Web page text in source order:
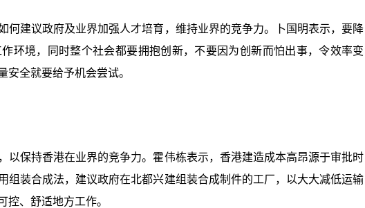
何建议政府及业界加强人才培育，维持业界的竞争力。卜国明表示，要降
环境，同时整个社会都要拥抱创新，不要因为创新而怕出事，令效率变
全就要给予机会尝试。
以保持香港在业界的竞争力。霍伟栋表示，香港建造成本高昂源于审批时
组装合成法，建议政府在北都兴建组装合成制件的工厂，以大大减低运输
、舒适地方工作。